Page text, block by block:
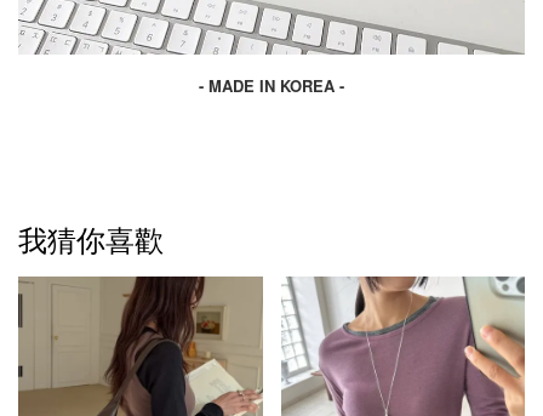
- MADE IN KOREA -
我猜你喜歡